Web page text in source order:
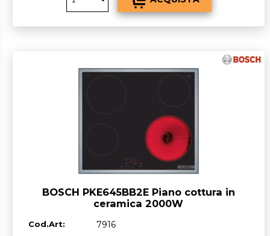
BOSCH PKE645BB2E Piano cottura in
ceramica 2000W
Cod.Art: 7916